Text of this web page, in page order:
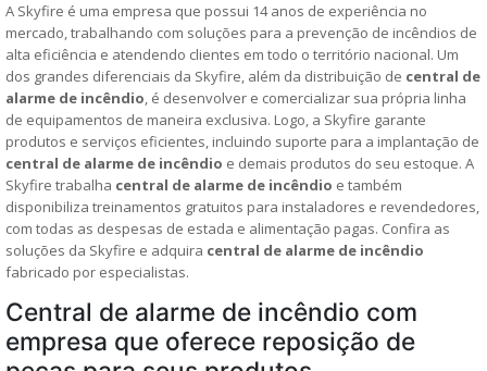
A Skyfire é uma empresa que possui 14 anos de experiência no
mercado, trabalhando com soluções para a prevenção de incêndios de
alta eficiência e atendendo clientes em todo o território nacional. Um
dos grandes diferenciais da Skyfire, além da distribuição de central de
alarme de incêndio, é desenvolver e comercializar sua própria linha
de equipamentos de maneira exclusiva. Logo, a Skyfire garante
produtos e serviços eficientes, incluindo suporte para a implantação de
central de alarme de incêndio e demais produtos do seu estoque. A
Skyfire trabalha central de alarme de incêndio e também
disponibiliza treinamentos gratuitos para instaladores e revendedores,
com todas as despesas de estada e alimentação pagas. Confira as
soluções da Skyfire e adquira central de alarme de incêndio
fabricado por especialistas.
Central de alarme de incêndio com
empresa que oferece reposição de